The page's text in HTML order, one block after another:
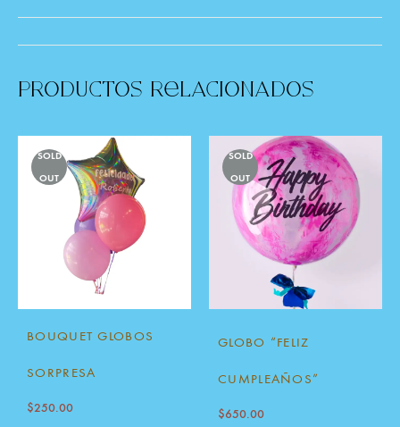
Productos Relacionados
SOLD
OUT
BOUQUET GLOBOS
SORPRESA
$250.00
SOLD
OUT
GLOBO “FELIZ
CUMPLEAÑOS”
$650.00